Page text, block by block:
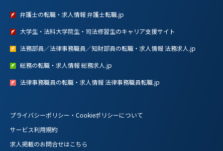
弁護士の転職・求人情報 弁護士転職.jp
大学生・法科大学院生・司法修習生のキャリア支援サイト
法務部員／法律事務職員／知財部員の転職・求人情報 法務求人.jp
総務の転職・求人情報 総務求人.jp
法律事務職員の転職・求人情報 法律事務職員転職.jp
プライバシーポリシー・Cookieポリシーについて
サービス利用規約
求人掲載のお問合せはこちら